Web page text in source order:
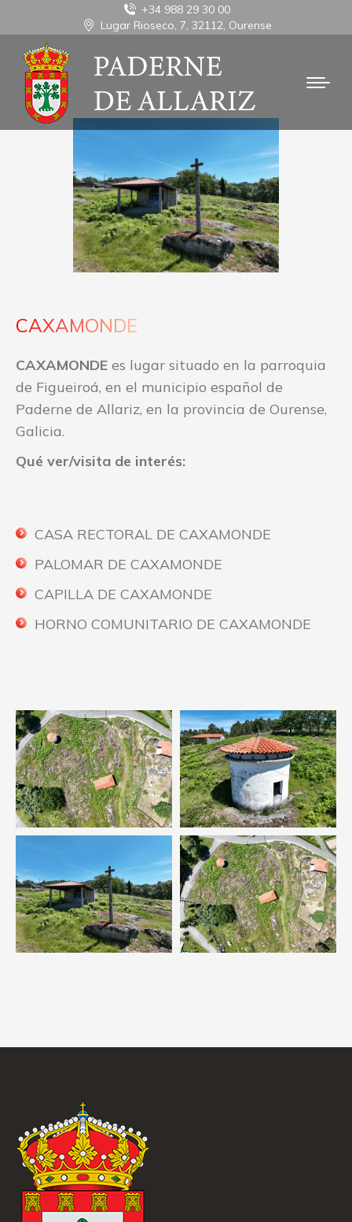
+34 988 29 30 00
Lugar Rioseco, 7, 32112, Ourense
CAXAMONDE
CAXAMONDE es lugar situado en la parroquia
de Figueiroá, en el municipio español de
Paderne de Allariz, en la provincia de Ourense,
Galicia.
Qué ver/visita de interés:
CASA RECTORAL DE CAXAMONDE
PALOMAR DE CAXAMONDE
CAPILLA DE CAXAMONDE
HORNO COMUNITARIO DE CAXAMONDE